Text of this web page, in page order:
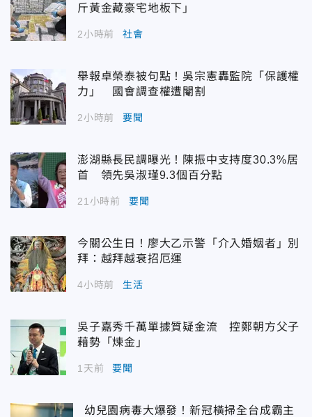
斤黃金藏豪宅地板下」
2小時前 社會
舉報卓榮泰被句點！吳宗憲轟監院「保護權
力」 國會調查權遭閹割
2小時前 要聞
澎湖縣長民調曝光！陳振中支持度30.3%居
首 領先吳淑瑾9.3個百分點
21小時前 要聞
今關公生日！廖大乙示警「介入婚姻者」別
拜：越拜越衰招厄運
4小時前 生活
吳子嘉秀千萬單據質疑金流 控鄭朝方父子
藉勢「煉金」
1天前 要聞
幼兒園病毒大爆發！新冠橫掃全台成霸主